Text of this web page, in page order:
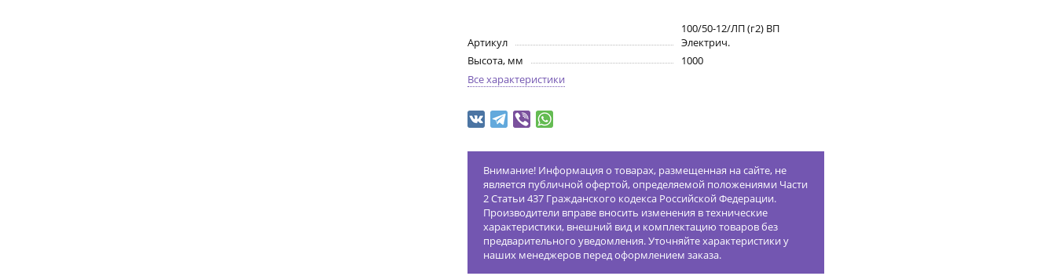
Артикул
100/50-12/ЛП (г2) ВП
Электрич.
Высота, мм
1000
Все характеристики
Внимание! Информация о товарах, размещенная на сайте, не
является публичной офертой, определяемой положениями Части
2 Статьи 437 Гражданского кодекса Российской Федерации.
Производители вправе вносить изменения в технические
характеристики, внешний вид и комплектацию товаров без
предварительного уведомления. Уточняйте характеристики у
наших менеджеров перед оформлением заказа.